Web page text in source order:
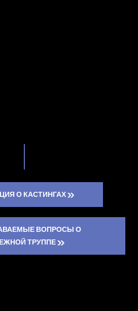
О КАСТИНГАХ
ВОПРОСЫ О
ТРУППЕ